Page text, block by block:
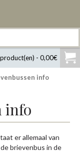
- 0,00€
info
info
er allemaal van
brievenbus in de